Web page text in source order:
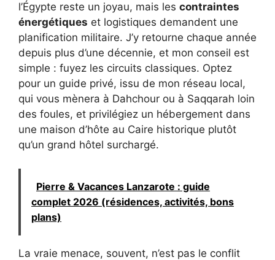
l’Égypte reste un joyau, mais les contraintes
énergétiques et logistiques demandent une
planification militaire. J’y retourne chaque année
depuis plus d’une décennie, et mon conseil est
simple : fuyez les circuits classiques. Optez
pour un guide privé, issu de mon réseau local,
qui vous mènera à Dahchour ou à Saqqarah loin
des foules, et privilégiez un hébergement dans
une maison d’hôte au Caire historique plutôt
qu’un grand hôtel surchargé.
Pierre & Vacances Lanzarote : guide
complet 2026 (résidences, activités, bons
plans)
La vraie menace, souvent, n’est pas le conflit